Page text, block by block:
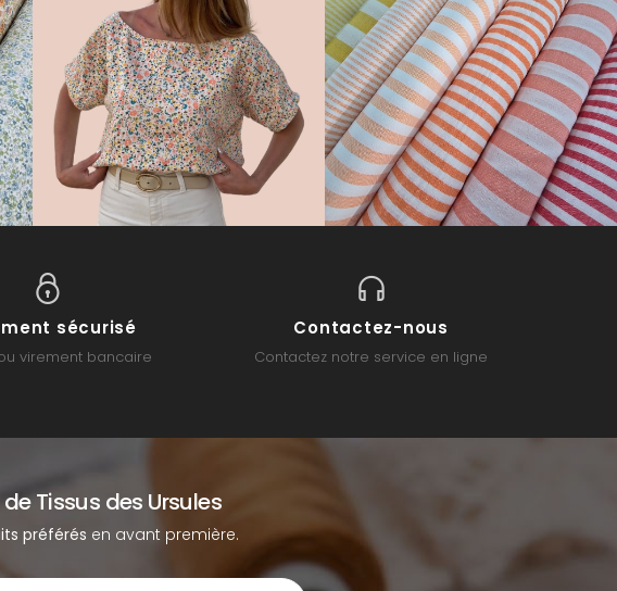
sécurisé
virement bancaire
Contactez-nous
Contactez notre service en ligne
Tissus des Ursules
préférés en avant première.